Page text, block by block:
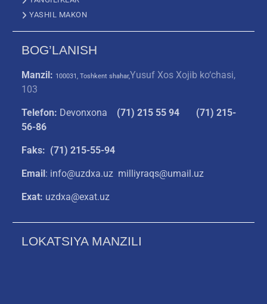
YASHIL MAKON
BOG’LANISH
Manzil: 100031, Toshkent shahar,Yusuf Xos Xojib ko‘chasi,
103
Telefon: Devonxona (71) 215 55 94
(71) 215-
56-86
Faks: (71) 215-55-94
Email: info@uzdxa.uz milliyraqs@umail.uz
Exat: uzdxa@exat.uz
LOKATSIYA MANZILI